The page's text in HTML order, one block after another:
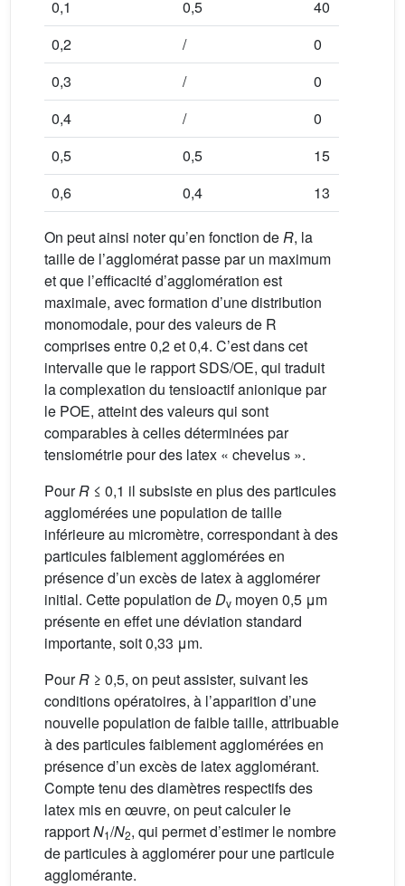
0,1 0,5 40
0,2
/ 0
0,3
/ 0
0,4
/ 0
0,5
0,5 15
0,6
0,4 13
On peut ainsi noter qu’en fonction deR, la
taille de l’agglomérat passe par un maximum
et que l’efficacité d’agglomération est
maximale, avec formation d’une distribution
monomodale, pour des valeurs de R
comprises entre 0,2 et 0,4. C’est dans cet
intervalle que le rapport SDS/OE, qui traduit
la complexation du tensioactif anionique par
le POE, atteint des valeurs qui sont
comparables à celles déterminées par
tensiométrie pour des latex « chevelus ».
PourR ≤ 0,1 il subsiste en plus des particules
agglomérées une population de taille
inférieure au micromètre, correspondant à des
particules faiblement agglomérées en
présence d’un excès de latex à agglomérer
initial. Cette population deDv moyen 0,5 μm
présente en effet une déviation standard
importante, soit 0,33 μm.
PourR ≥ 0,5, on peut assister, suivant les
conditions opératoires, à l’apparition d’une
nouvelle population de faible taille, attribuable
à des particules faiblement agglomérées en
présence d’un excès de latex agglomérant.
Compte tenu des diamètres respectifs des
latex mis en œuvre, on peut calculer le
rapportN1/N2, qui permet d’estimer le nombre
de particules à agglomérer pour une particule
agglomérante.